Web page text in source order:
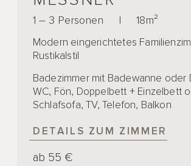
1 – 3 Personen | 18m²
Modern eingerichtetes
Rustikalstil
Badezimmer mit Badewanne oder
WC, Fön, Doppelbett + Einzelbett
Schlafsofa, TV, Telefon, Balkon
DETAILS ZUM ZIMMER
ab 55 €